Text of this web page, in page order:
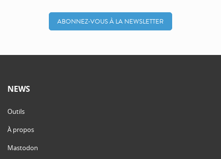
ABONNEZ-VOUS À LA NEWSLETTER
NEWS
Outils
À propos
Mastodon